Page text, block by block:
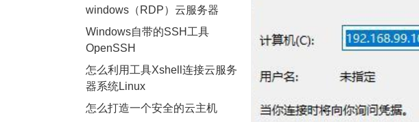
windows（RDP）云服务器
Windows自带的SSH工具
OpenSSH
怎么利用工具Xshell连接云服务
器系统Linux
怎么打造一个安全的云主机